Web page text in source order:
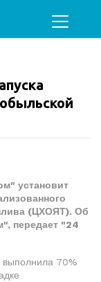
установит
(ЦХОЯТ). Об
передает "24
выполнила 70%